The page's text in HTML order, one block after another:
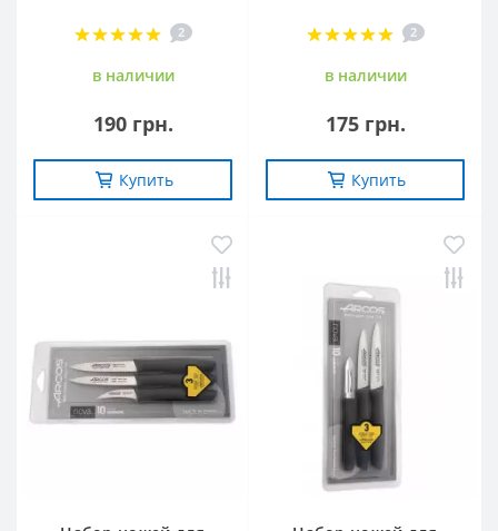
2
в наличии
190 грн.
Купить
2
в наличии
175 грн.
Купить